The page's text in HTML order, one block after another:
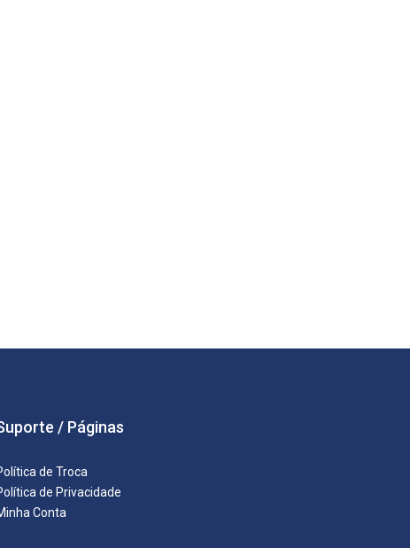
/ Páginas
de Troca
de Privacidade
Conta